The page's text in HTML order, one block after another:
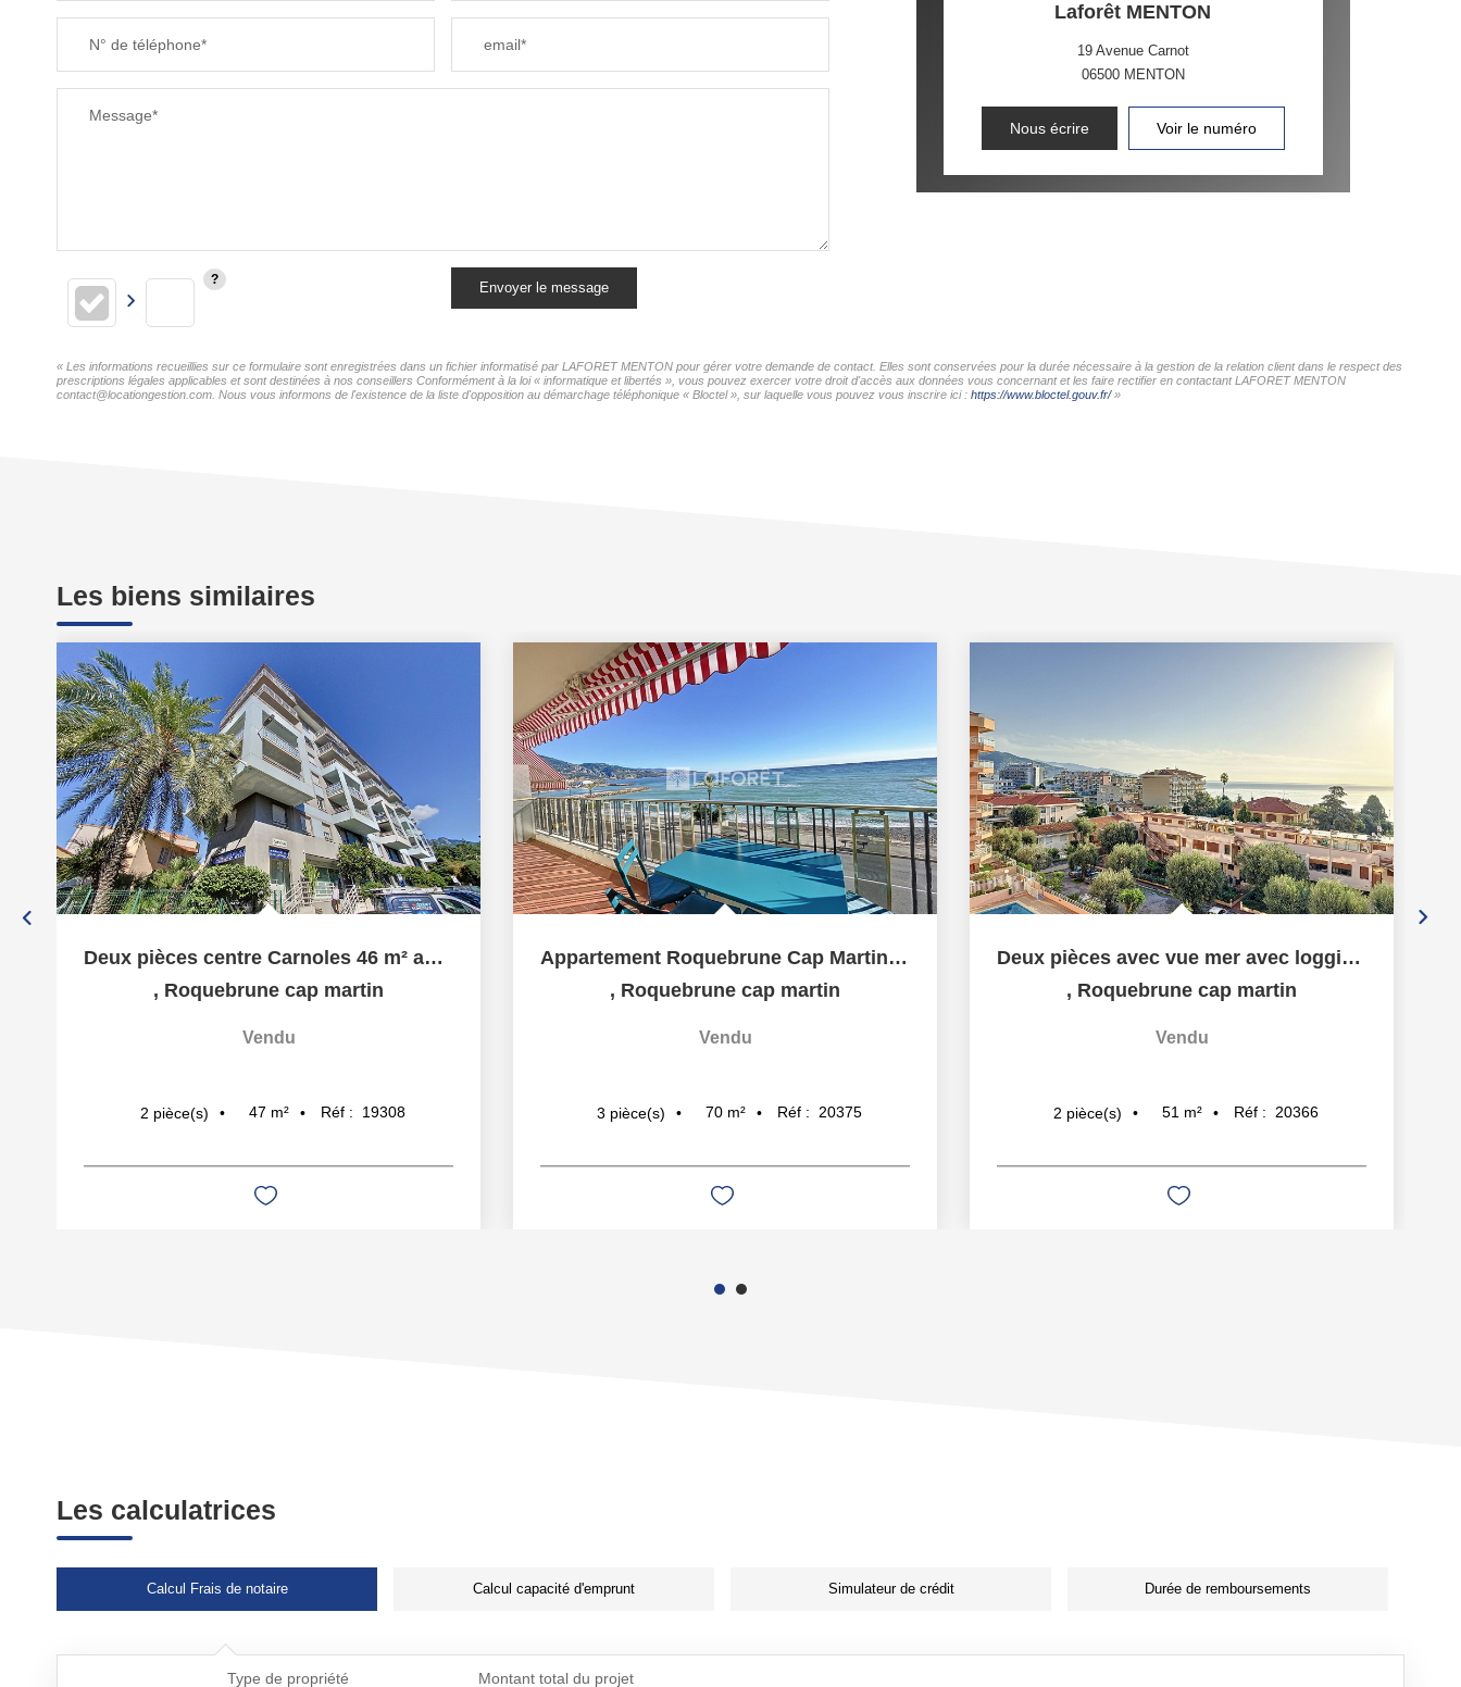
N° de téléphone* email*
Message*
Envoyer le message
Laforêt MENTON
19 Avenue Carnot
06500 MENTON
Nous écrire Voir le numéro
« Les informations recueillies sur ce formulaire sont enregistrées dans un fichier informatisé par LAFORET MENTON pour gérer votre demande de contact. Elles sont conservées pour la durée nécessaire à la gestion de la relation client dans le respect des
prescriptions légales applicables et sont destinées à nos conseillers Conformément à la loi « informatique et libertés », vous pouvez exercer votre droit d'accès aux données vous concernant et les faire rectifier en contactant LAFORET MENTON
contact@locationgestion.com. Nous vous informons de l'existence de la liste d'opposition au démarchage téléphonique « Bloctel », sur laquelle vous pouvez vous inscrire ici : https://www.bloctel.gouv.fr/»
Les biens similaires
Deux pièces centre Carnoles 46 m² avec parking en sous sol
, Roquebrune cap martin
Vendu
2 pièce(s) 47 m² Réf : 19308
Appartement Roquebrune Cap Martin 3 pièce(s) 70 m2
, Roquebrune cap martin
Vendu
3 pièce(s) 70 m² Réf : 20375
Deux pièces avec vue mer avec loggia et garage, en étage...
, Roquebrune cap martin
Vendu
2 pièce(s) 51 m² Réf : 20366
Les calculatrices
Calcul Frais de notaire Calcul capacité d'emprunt Simulateur de crédit Durée de remboursements